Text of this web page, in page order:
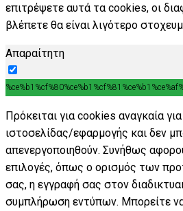
επιτρέψετε αυτά τα cookies, οι
βλέπετε θα είναι λιγότερο
Απαραίτητη
Πρόκειται για cookies αναγκαία
ιστοσελίδας/εφαρμογής και δεν
απενεργοποιηθούν. Συνήθως
επιλογές, όπως ο ορισμός των
σας, η εγγραφή σας στον
συμπλήρωση εντύπων. Μπορείτε